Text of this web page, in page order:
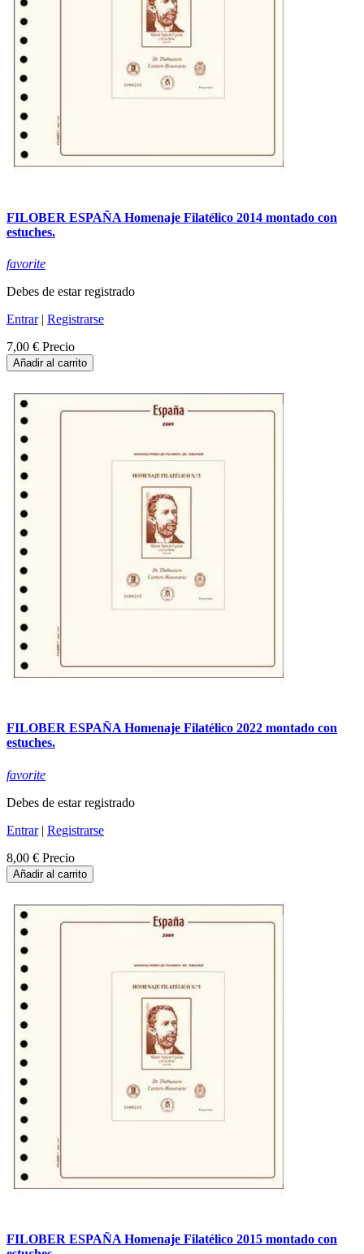
FILOBER ESPAÑA Homenaje Filatélico 2014 montado con
estuches.
favorite
Debes de estar registrado
Entrar| Registrarse
7,00 € Precio
Añadir al carrito
FILOBER ESPAÑA Homenaje Filatélico 2022 montado con
estuches.
favorite
Debes de estar registrado
Entrar| Registrarse
8,00 € Precio
Añadir al carrito
FILOBER ESPAÑA Homenaje Filatélico 2015 montado con